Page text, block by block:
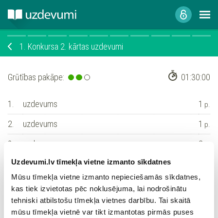
Uzdevumi.lv tīmekļa vietne izmanto sīkdatnes
Mūsu tīmekļa vietne izmanto nepieciešamās sīkdatnes,
kas tiek izvietotas pēc noklusējuma, lai nodrošinātu
tehniski atbilstošu tīmekļa vietnes darbību. Tai skaitā
mūsu tīmekļa vietnē var tikt izmantotas pirmās puses
1. Konkursa 2. kārtas uzdevumi
Grūtības pakāpe: 01:30:00
1. uzdevums 1 p.
2. uzdevums 1 p.
3. uzdevums 2
4. uzdevums
5. uzdevums 4
6. uzdevums